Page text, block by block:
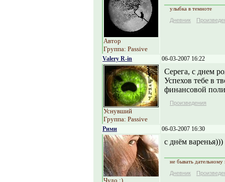
Автор
Группа: Passive
улыбка в темноте
Дневник
Valery R-in 06-03-2007 16:22
Уснувший
Группа: Passive
Серега, с днем
Успехов тебе в
финансовой
Произведения
Рими 06-03-2007 16:30
Чудо :)
с днём варенья)))
не бывать
Дневник